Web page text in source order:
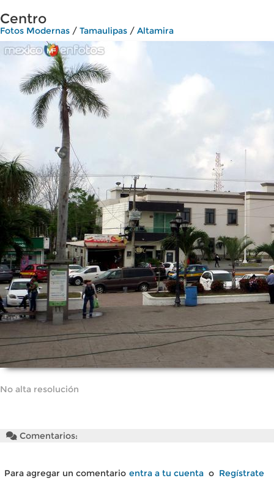
Centro
Fotos Modernas / Tamaulipas / Altamira
No alta resolución
Comentarios:
Para agregar un comentario entra a tu cuenta o Regístrate